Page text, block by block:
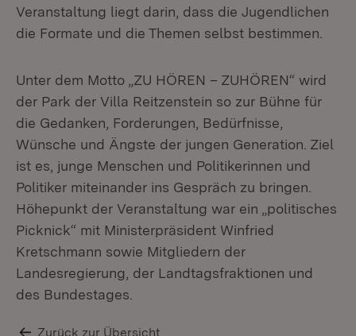
Veranstaltung liegt darin, dass die Jugendlichen
die Formate und die Themen selbst bestimmen.
Unter dem Motto „ZU HÖREN – ZUHÖREN“ wird
der Park der Villa Reitzenstein so zur Bühne für
die Gedanken, Forderungen, Bedürfnisse,
Wünsche und Ängste der jungen Generation. Ziel
ist es, junge Menschen und Politikerinnen und
Politiker miteinander ins Gespräch zu bringen.
Höhepunkt der Veranstaltung war ein „politisches
Picknick“ mit Ministerpräsident Winfried
Kretschmann sowie Mitgliedern der
Landesregierung, der Landtagsfraktionen und
des Bundestages.
Zurück zur Übersicht